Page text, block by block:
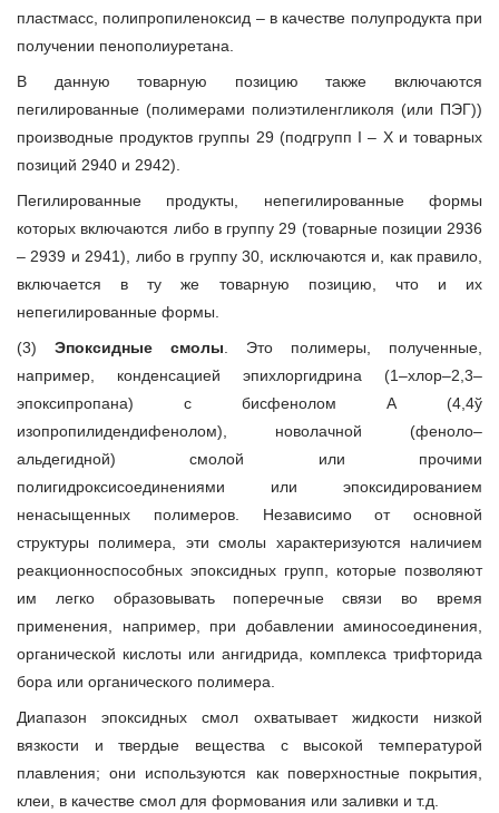
пластмасс, полипропиленоксид – в качестве полупродукта при
получении пенополиуретана.
В данную товарную позицию также включаются
пегилированные (полимерами полиэтиленгликоля (или ПЭГ))
производные продуктов группы 29 (подгрупп I – X и товарных
позиций 2940 и 2942).
Пегилированные продукты, непегилированные формы
которых включаются либо в группу 29 (товарные позиции 2936
– 2939 и 2941), либо в группу 30, исключаются и, как правило,
включается в ту же товарную позицию, что и их
непегилированные формы.
(3) Эпоксидные смолы . Это полимеры, полученные,
например, конденсацией эпихлоргидрина (1–хлор–2,3–
эпоксипропана) с бисфенолом А (4,4ў
изопропилидендифенолом), новолачной (феноло–
альдегидной) смолой или прочими
полигидроксисоединениями или эпоксидированием
ненасыщенных полимеров. Независимо от основной
структуры полимера, эти смолы характеризуются наличием
реакционноспособных эпоксидных групп, которые позволяют
им легко образовывать поперечные связи во время
применения, например, при добавлении аминосоединения,
органической кислоты или ангидрида, комплекса трифторида
бора или органического полимера.
Диапазон эпоксидных смол охватывает жидкости низкой
вязкости и твердые вещества с высокой температурой
плавления; они используются как поверхностные покрытия,
клеи, в качестве смол для формования или заливки и т.д.